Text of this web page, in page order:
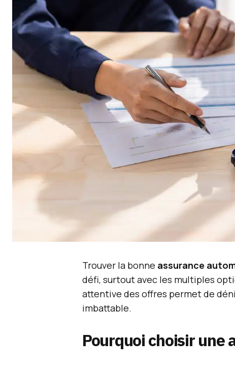
Trouver la bonne assurance
défi, surtout avec les multiples
attentive des offres permet de
imbattable.
Pourquoi choisir une